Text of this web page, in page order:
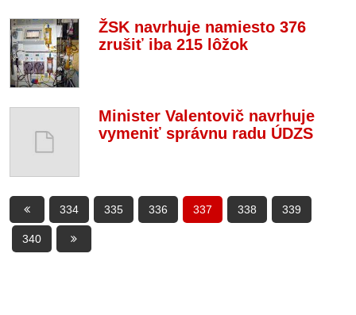
ŽSK navrhuje namiesto 376
zrušiť iba 215 lôžok
Minister Valentovič navrhuje
vymeniť správnu radu ÚDZS
334 335 336 337 338 339
340